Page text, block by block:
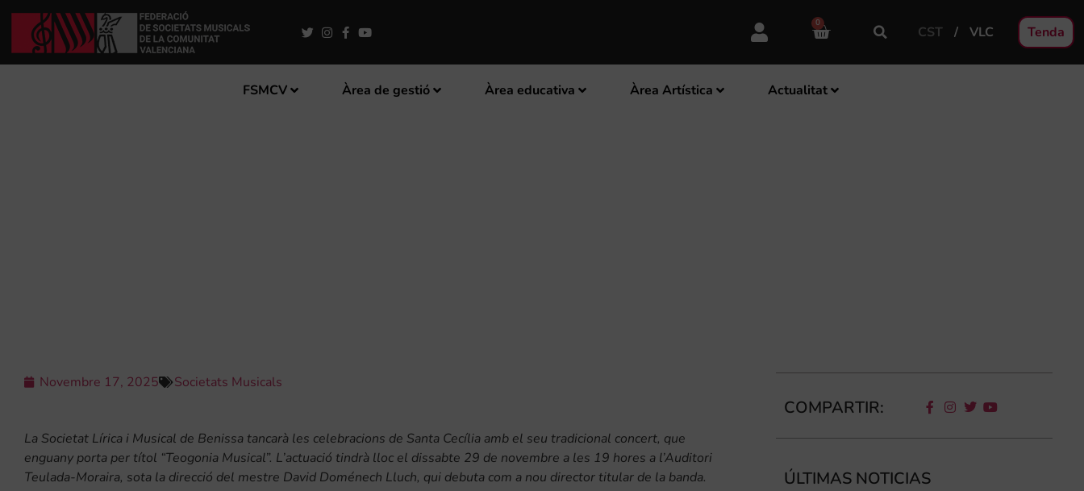
0
CST VLC Tenda
FSMCV Àrea de gestió Àrea educativa Àrea Artística Actualitat
Novembre 17, 2025 Societats Musicals
La Societat Lírica i Musical de Benissa tancarà les celebracions de Santa Cecília amb el seu tradicional concert, que
enguany porta per títol “Teogonia Musical”. L’actuació tindrà lloc el dissabte 29 de novembre a les 19 hores a l’Auditori
Teulada-Moraira, sota la direcció del mestre David Doménech Lluch, qui debuta com a nou director titular de la banda.
COMPARTIR:
ÚLTIMAS NOTICIAS